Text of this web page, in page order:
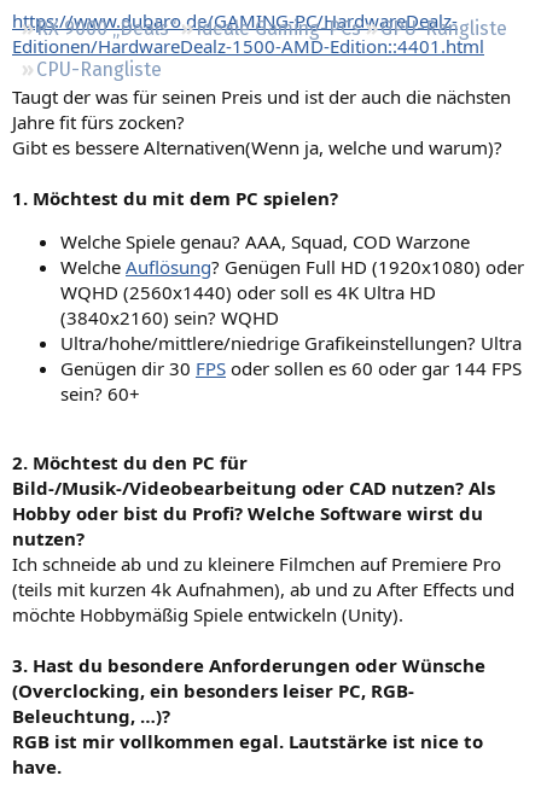
RX 9000 „Deals“
Ideale Gaming-PCs
GPU-Rangliste
CPU-Rangliste
https://www.dubaro.de/GAMING-PC/HardwareDealz-
Editionen/HardwareDealz-1500-AMD-Edition::4401.html
Taugt der was für seinen Preis und ist der auch die nächsten
Jahre fit fürs zocken?
Gibt es bessere Alternativen(Wenn ja, welche und warum)?
1. Möchtest du mit dem PC spielen?
Welche Spiele genau? AAA, Squad, COD Warzone
Welche Auflösung? Genügen Full HD (1920x1080) oder
WQHD (2560x1440) oder soll es 4K Ultra HD
(3840x2160) sein? WQHD
Ultra/hohe/mittlere/niedrige Grafikeinstellungen? Ultra
Genügen dir 30 FPS oder sollen es 60 oder gar 144 FPS
sein? 60+
2. Möchtest du den PC für
Bild-/Musik-/Videobearbeitung oder CAD nutzen? Als
Hobby oder bist du Profi? Welche Software wirst du
nutzen?
Ich schneide ab und zu kleinere Filmchen auf Premiere Pro
(teils mit kurzen 4k Aufnahmen), ab und zu After Effects und
möchte Hobbymäßig Spiele entwickeln (Unity).
3. Hast du besondere Anforderungen oder Wünsche
(Overclocking, ein besonders leiser PC, RGB-
Beleuchtung, …)?
RGB ist mir vollkommen egal. Lautstärke ist nice to
have.